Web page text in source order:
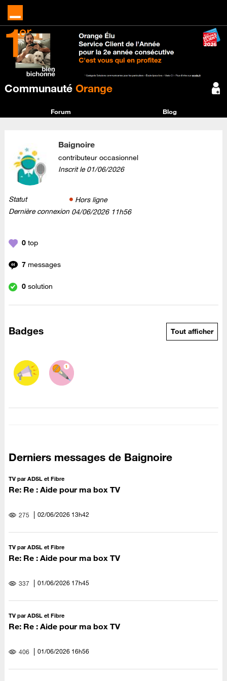
Communauté Orange
Forum Blog
Baignoire
contributeur occasionnel
Inscrit le‎01/06/2026
Statut
Hors ligne
Dernière connexion ‎04/06/2026 11h56
0 top
7 messages
0 solution
Badges Tout afficher
Derniers messages de Baignoire
TV par ADSL et Fibre
Re: Re : Aide pour ma box TV
275 ‎02/06/2026 13h42
TV par ADSL et Fibre
Re: Re : Aide pour ma box TV
337 ‎01/06/2026 17h45
TV par ADSL et Fibre
Re: Re : Aide pour ma box TV
406 ‎01/06/2026 16h56